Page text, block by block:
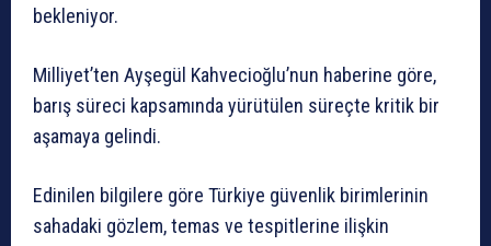
bekleniyor.
Milliyet’ten Ayşegül Kahvecioğlu’nun haberine göre,
barış süreci kapsamında yürütülen süreçte kritik bir
aşamaya gelindi.
Edinilen bilgilere göre Türkiye güvenlik birimlerinin
sahadaki gözlem, temas ve tespitlerine ilişkin